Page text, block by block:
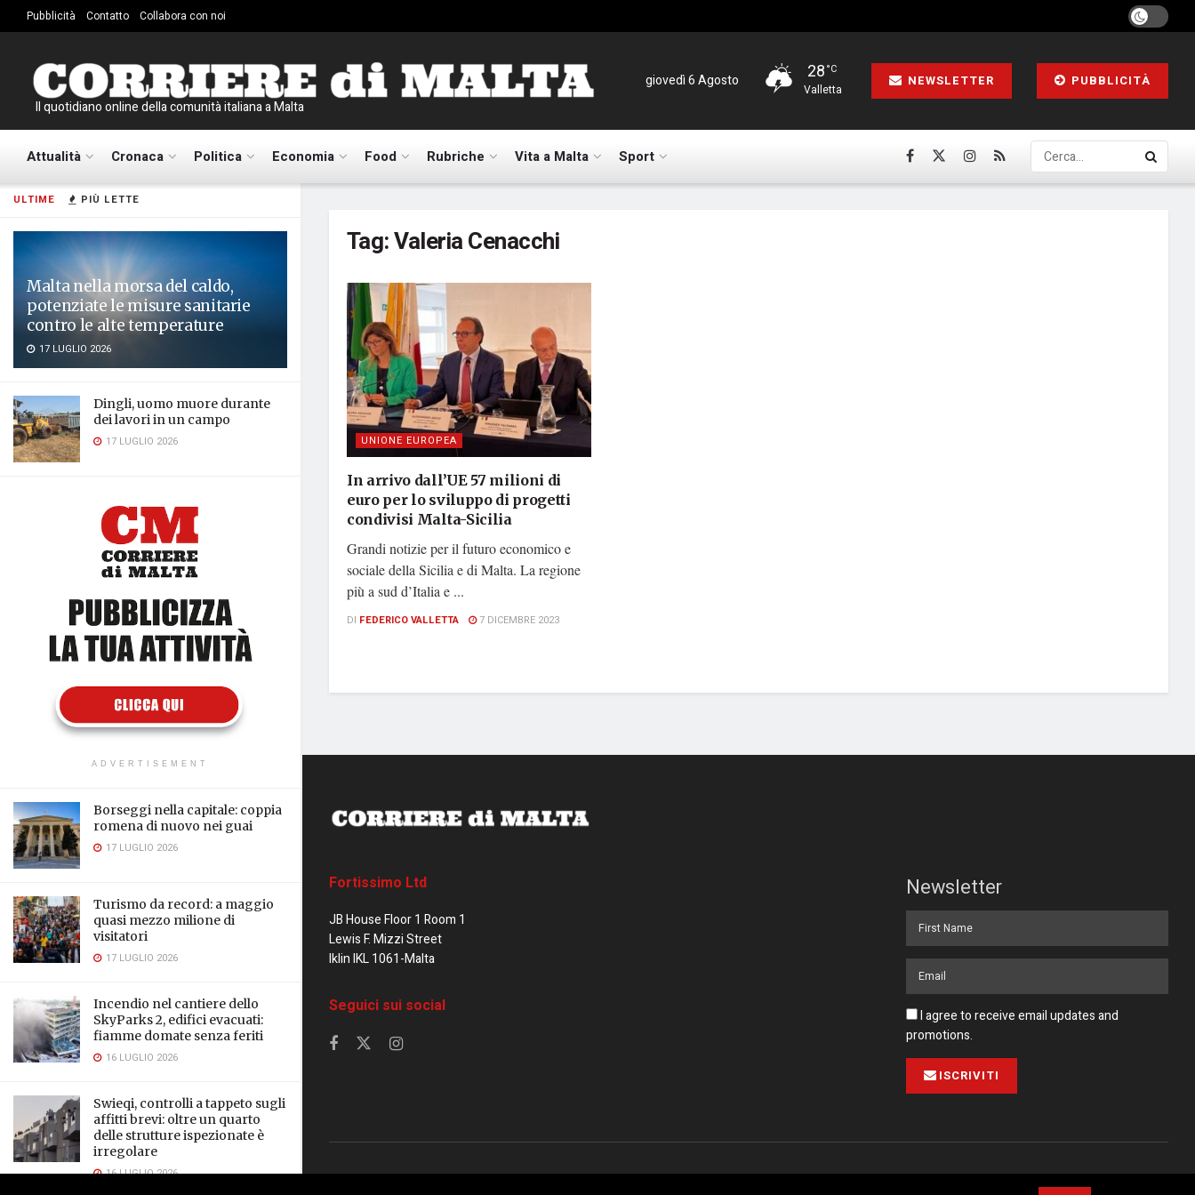
ULTIME PIÙ LETTE
Malta nella morsa del caldo,
potenziate le misure sanitarie
contro le alte temperature
17 LUGLIO 2026
Dingli, uomo muore durante
dei lavori in un campo
17 LUGLIO 2026
ADVERTISEMENT
Borseggi nella capitale: coppia
romena di nuovo nei guai
17 LUGLIO 2026
Turismo da record: a maggio
quasi mezzo milione di
visitatori
17 LUGLIO 2026
Incendio nel cantiere dello
SkyParks 2, edifici evacuati:
fiamme domate senza feriti
16 LUGLIO 2026
Swieqi, controlli a tappeto sugli
affitti brevi: oltre un quarto
delle strutture ispezionate è
irregolare
16 LUGLIO 2026
Pubblicità Contatto Collabora con noi
Il quotidiano online della comunità italiana a Malta
giovedì 6 Agosto 28°C
Valletta
NEWSLETTER PUBBLICITÀ
Attualità Cronaca Politica Economia Food Rubriche Vita a Malta Sport
Tag:Valeria Cenacchi
UNIONE EUROPEA
In arrivo dall’UE 57 milioni di
euro per lo sviluppo di progetti
condivisi Malta-Sicilia
Grandi notizie per il futuro economico e
sociale della Sicilia e di Malta. La regione
più a sud d’Italia e ...
DI FEDERICO VALLETTA 7 DICEMBRE 2023
Fortissimo Ltd
JB House Floor 1 Room 1
Lewis F. Mizzi Street
Iklin IKL 1061-Malta
Seguici sui social
Newsletter
I agree to receive email updates and
promotions.
ISCRIVITI
Pubblicità Collabora con noi Contatto Privacy Policy